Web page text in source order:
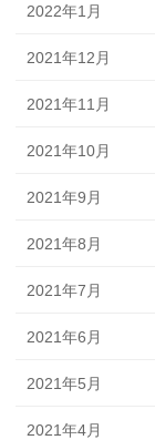
2022年1月
2021年12月
2021年11月
2021年10月
2021年9月
2021年8月
2021年7月
2021年6月
2021年5月
2021年4月